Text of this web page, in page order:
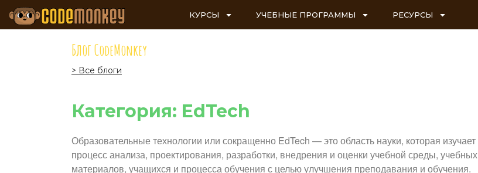
КУРСЫ УЧЕБНЫЕ ПРОГРАММЫ РЕСУРСЫ
Блог CodeMonkey
> Все блоги
Категория: EdTech
Образовательные технологии или сокращенно EdTech — это область науки, которая изучает
процесс анализа, проектирования, разработки, внедрения и оценки учебной среды, учебных
материалов, учащихся и процесса обучения с целью улучшения преподавания и обучения.